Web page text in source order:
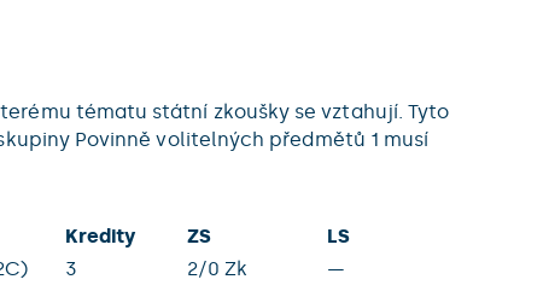
tématu státní zkoušky se vztahují. Tyto
Povinně volitelných předmětů 1 musí
Kredity ZS LS
3 2/0 Zk —